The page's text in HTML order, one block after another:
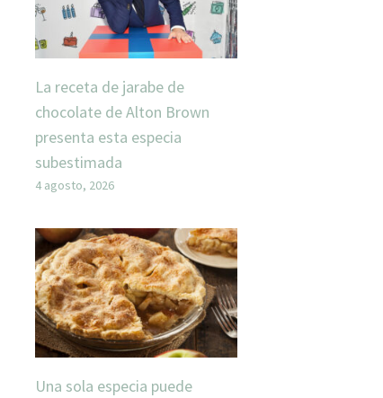
La receta de jarabe de
chocolate de Alton Brown
presenta esta especia
subestimada
4 agosto, 2026
Una sola especia puede